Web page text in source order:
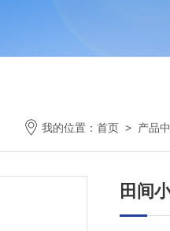
我的位置： 首页 > 产品
田间